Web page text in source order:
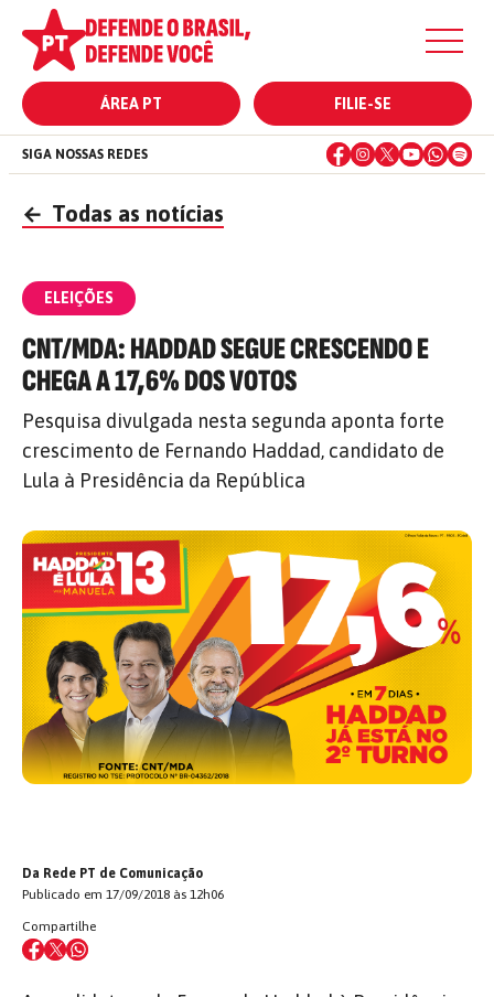
ÁREA PT FILIE-SE
SIGA NOSSAS REDES
← Todas as notícias
ELEIÇÕES
CNT/MDA: HADDAD SEGUE CRESCENDO E
CHEGA A 17,6% DOS VOTOS
Pesquisa divulgada nesta segunda aponta forte
crescimento de Fernando Haddad, candidato de
Lula à Presidência da República
Da Rede PT de Comunicação
Publicado em 17/09/2018 às 12h06
Compartilhe